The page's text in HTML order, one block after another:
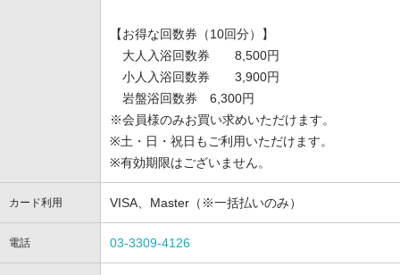
【お得な回数券（10回分）】
大人入浴回数券 8,500円
小人入浴回数券 3,900円
岩盤浴回数券 6,300円
※会員様のみお買い求めいただけます。
※土・日・祝日もご利用いただけます。
※有効期限はございません。
カード利用 VISA、Master（※一括払いのみ）
電話 03-3309-4126